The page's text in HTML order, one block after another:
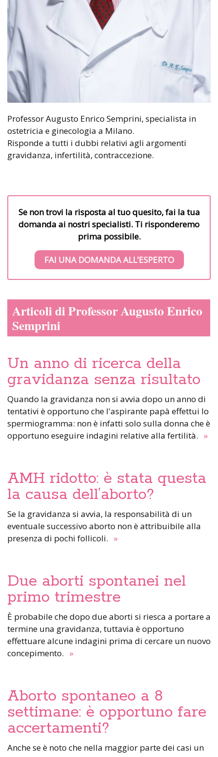
Professor Augusto Enrico Semprini, specialista in
ostetricia e ginecologia a Milano.
Risponde a tutti i dubbi relativi agli argomenti
gravidanza, infertilità, contraccezione.
Se non trovi la risposta al tuo quesito, fai la tua
domanda ai nostri specialisti. Ti risponderemo
prima possibile.
FAI UNA DOMANDA ALL’ESPERTO
Articoli di Professor Augusto Enrico
Semprini
Un anno di ricerca della
gravidanza senza risultato
Quando la gravidanza non si avvia dopo un anno di
tentativi è opportuno che l'aspirante papà effettui lo
spermiogramma: non è infatti solo sulla donna che è
opportuno eseguire indagini relative alla fertilità. »
AMH ridotto: è stata questa
la causa dell’aborto?
Se la gravidanza si avvia, la responsabilità di un
eventuale successivo aborto non è attribuibile alla
presenza di pochi follicoli. »
Due aborti spontanei nel
primo trimestre
È probabile che dopo due aborti si riesca a portare a
termine una gravidanza, tuttavia è opportuno
effettuare alcune indagini prima di cercare un nuovo
concepimento. »
Aborto spontaneo a 8
settimane: è opportuno fare
accertamenti?
Anche se è noto che nella maggior parte dei casi un